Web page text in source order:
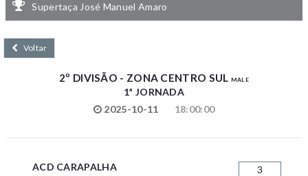
Supertaça José Manuel Amaro
Voltar
2º DIVISÃO - ZONA CENTRO SUL MALE
1ª JORNADA
2025-10-11
18:00:00
ACD CARAPALHA 3